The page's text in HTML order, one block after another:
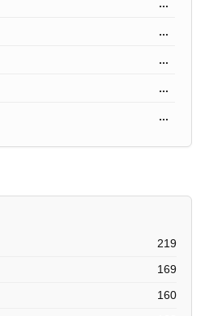
...
...
...
...
...
219
169
160